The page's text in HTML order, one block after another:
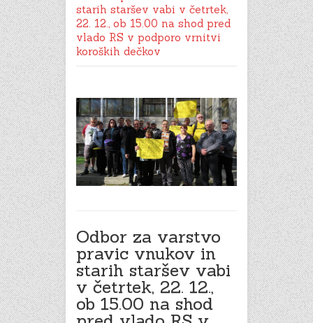
starih staršev vabi v četrtek,
22. 12., ob 15.00 na shod pred
vlado RS v podporo vrnitvi
koroških dečkov
Odbor za varstvo
pravic vnukov in
starih staršev vabi
v četrtek, 22. 12.,
ob 15.00 na shod